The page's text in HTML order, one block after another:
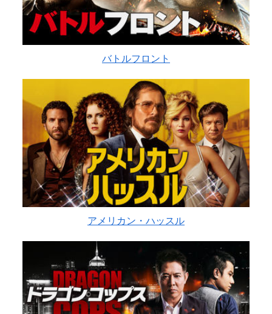
バトルフロント
アメリカン・ハッスル